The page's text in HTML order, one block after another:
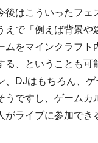
はこういったフェ
えで「例えば背景や
ムをマインクラフト
る、ということも可
、DJはもちろん、
うですし、ゲームカ
がライブに参加でき